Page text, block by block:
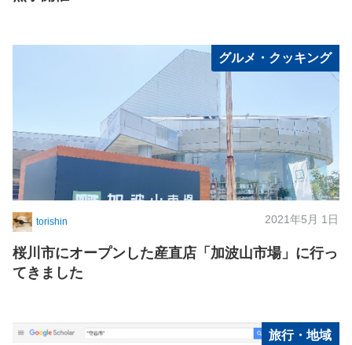
グルメ・クッキング
torishin 2021年5月 1日
桜川市にオープンした産直店「加波山市場」に行っ
てきました
旅行・地域